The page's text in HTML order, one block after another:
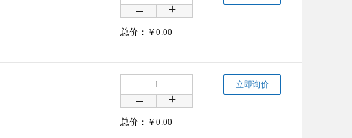
总价：￥ 0.00
总价：￥ 0.00
立即询价